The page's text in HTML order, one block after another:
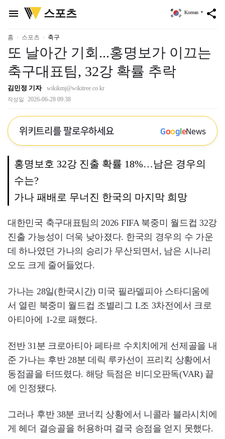
menu
위
키
리
스포츠 share
Korean ▼
홈 스포츠 축구
또 날아간 기회...홍명보가 이끄는
축구대표팀, 32강 확률 추락
김민정 기자 wikikmj@wikitree.co.kr
작성일 2026-06-28 09:38
위키트리를 팔로우하세요 GoogleNews
홍명보호 32강 진출 확률 18%…남은 경우의
수는?
가나 패배로 무너진 한국의 마지막 희망
대한민국 축구대표팀의 2026 FIFA 북중미 월드컵 32강
진출 가능성이 더욱 낮아졌다. 한국의 경우의 수 가운
데 하나였던 가나의 승리가 무산되면서, 남은 시나리
오도 크게 줄어들었다.
가나는 28일(한국시간) 미국 필라델피아 스타디움에
서 열린 북중미 월드컵 조별리그 L조 3차전에서 크로
아티아에 1-2로 패했다.
전반 31분 크로아티아 페타르 수치치에게 선제골을 내
준 가나는 후반 28분 데릭 루카선이 프리킥 상황에서
동점골을 터뜨렸다. 해당 득점은 비디오판독(VAR) 끝
에 인정됐다.
그러나 후반 38분 코너킥 상황에서 니콜라 블라시치에
게 헤더 결승골을 허용하며 결국 승점을 얻지 못했다.